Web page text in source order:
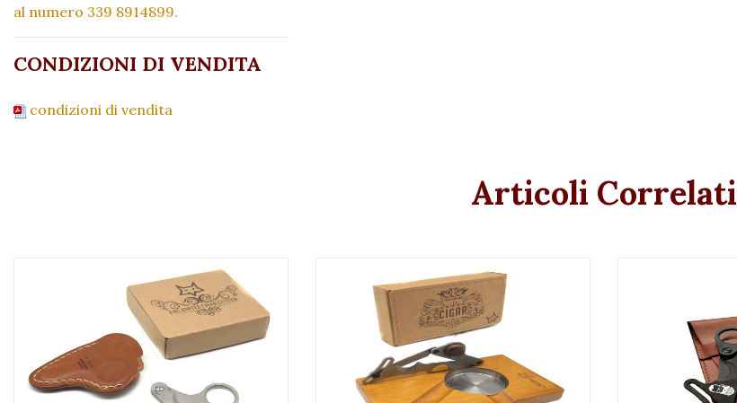
al numero 339 8914899.
CONDIZIONI DI VENDITA
condizioni di vendita
Articoli Correlati